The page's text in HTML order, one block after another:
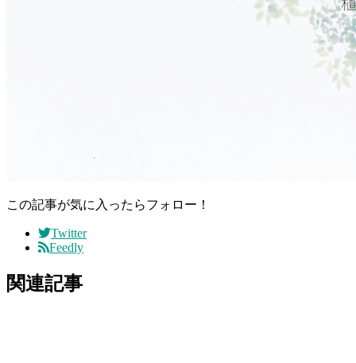
この記事が気に入ったらフォロー！
Twitter
Feedly
関連記事